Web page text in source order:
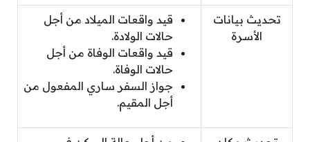
تحديث بيانات
الأسرة
قيد واقعات الميلاد من أجل
حالات الولادة.
قيد واقعات الوفاة من أجل
حالات الوفاة.
جواز السفر ساري المفعول من
أجل المقيم.